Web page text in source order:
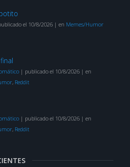
el 10/8/2026| en Memes/Humor
| publicado el 10/8/2026| en
, Reddit
| publicado el 10/8/2026| en
, Reddit